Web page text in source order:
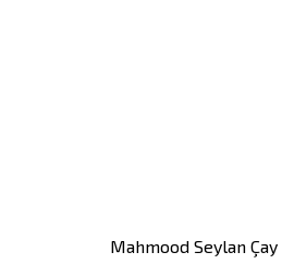
Mahmood Seylan